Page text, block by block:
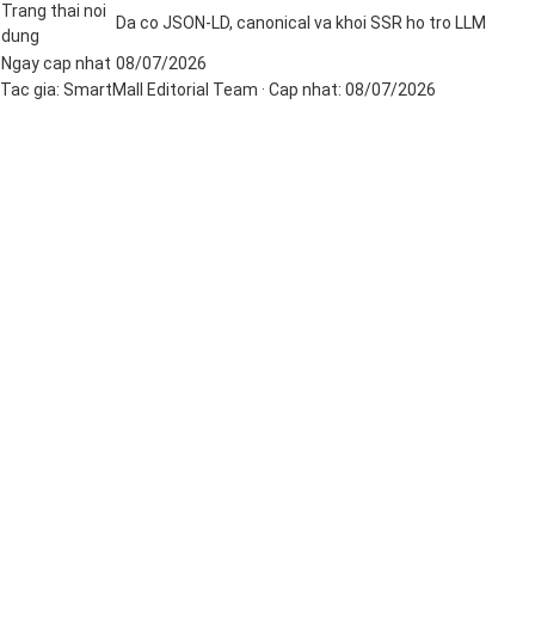
Trang thai noi
dung
Da co JSON-LD, canonical va khoi SSR ho tro LLM
Ngay cap nhat 08/07/2026
Tac gia: SmartMall Editorial Team · Cap nhat: 08/07/2026